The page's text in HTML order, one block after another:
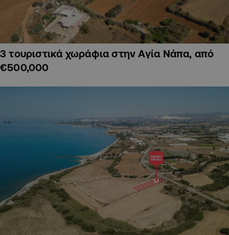
3 τουριστικά χωράφια στην Αγία Νάπα, από
€500,000